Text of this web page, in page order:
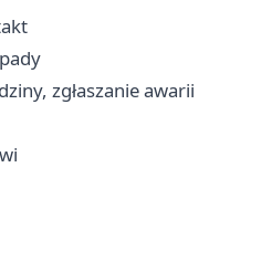
zgłaszanie awarii